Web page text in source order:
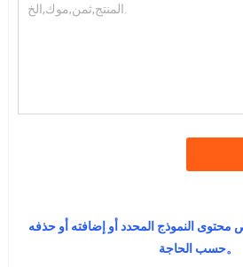
النموذج المحدد أو إضافته أو حذفه
حسب الحاجة。